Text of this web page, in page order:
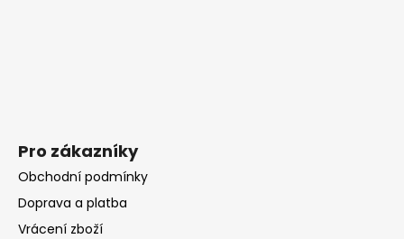
Pro zákazníky
Obchodní podmínky
Doprava a platba
Vrácení zboží